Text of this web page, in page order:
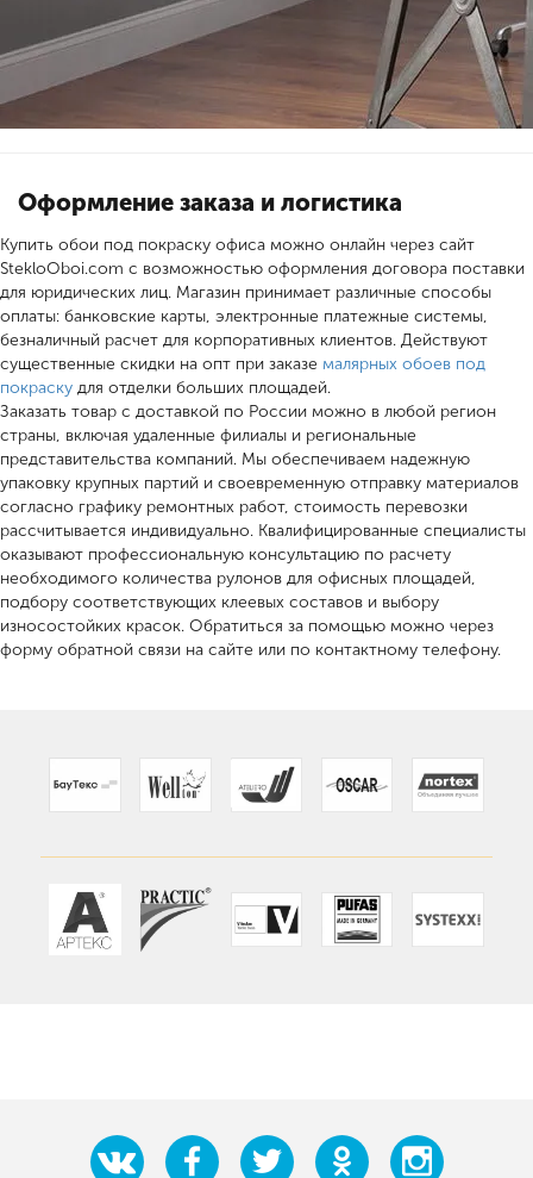
Оформление заказа и логистика
Купить обои под покраску офиса можно онлайн через сайт
StekloOboi.com с возможностью оформления договора поставки
для юридических лиц. Магазин принимает различные способы
оплаты: банковские карты, электронные платежные системы,
безналичный расчет для корпоративных клиентов. Действуют
существенные скидки на опт при заказе малярных обоев под
покраску для отделки больших площадей.
Заказать товар с доставкой по России можно в любой регион
страны, включая удаленные филиалы и региональные
представительства компаний. Мы обеспечиваем надежную
упаковку крупных партий и своевременную отправку материалов
согласно графику ремонтных работ, стоимость перевозки
рассчитывается индивидуально. Квалифицированные специалисты
оказывают профессиональную консультацию по расчету
необходимого количества рулонов для офисных площадей,
подбору соответствующих клеевых составов и выбору
износостойких красок. Обратиться за помощью можно через
форму обратной связи на сайте или по контактному телефону.